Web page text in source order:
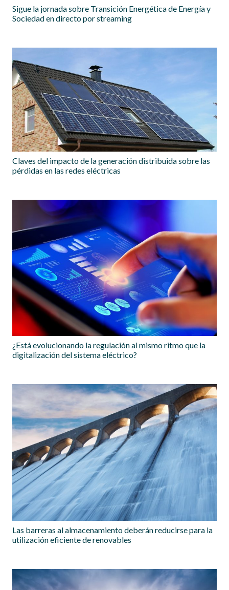
Sigue la jornada sobre Transición Energética de Energía y
Sociedad en directo por streaming
Claves del impacto de la generación distribuida sobre las
pérdidas en las redes eléctricas
¿Está evolucionando la regulación al mismo ritmo que la
digitalización del sistema eléctrico?
Las barreras al almacenamiento deberán reducirse para la
utilización eficiente de renovables